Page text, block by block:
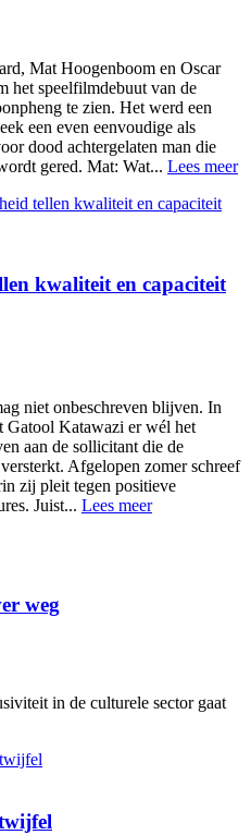
Mat Hoogenboom en Oscar
het speelfilmdebuut van de
te zien. Het werd een
een even eenvoudige als
dood achtergelaten man die
gered. Mat: Wat... Lees meer
kwaliteit en capaciteit
niet onbeschreven blijven. In
Gatool Katawazi er wél het
aan de sollicitant die de
Afgelopen zomer schreef
zij pleit tegen positieve
Juist... Lees meer
weg
in de culturele sector gaat